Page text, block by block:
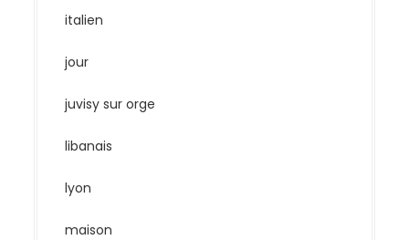
italien
jour
juvisy sur orge
libanais
lyon
maison